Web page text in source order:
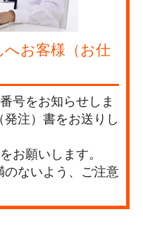
お客様（お仕
号をお知らせしま
注）書をお送りし
お願いします。
ないよう、ご注意